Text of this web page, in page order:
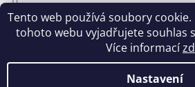
Tento web používá soubory
tohoto webu vyjadřujete souhlas
Více informací
Nastavení
Vytvořil